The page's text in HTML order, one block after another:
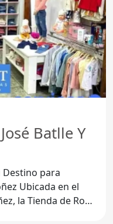
Batlle Y
Destino para
el
la Tienda de Ropa